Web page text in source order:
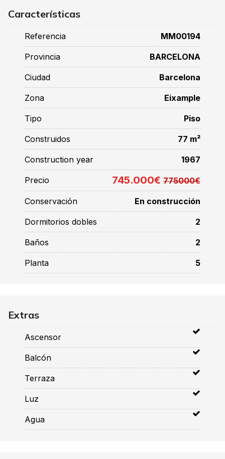
Características
Referencia MM00194
Provincia BARCELONA
Ciudad Barcelona
Zona Eixample
Tipo Piso
Construidos 77 m²
Construction year 1967
Precio 745.000€ 775000€
Conservación En construcción
Dormitorios dobles 2
Baños 2
Planta 5
Extras
Ascensor
Balcón
Terraza
Luz
Agua